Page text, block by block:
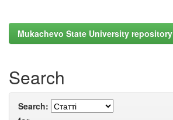
Mukachevo State University repository
Search
Search: